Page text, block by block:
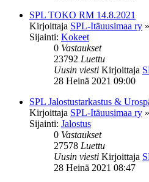
SPL TOKO RM 14.8.2021
Kirjoittaja SPL-Itäuusimaa ry »
Sijainti: Kokeet
0 Vastaukset
23792 Luettu
Uusin viesti Kirjoittaja
28 Heinä 2021 09:00
SPL Jalostustarkastus &
Kirjoittaja SPL-Itäuusimaa ry »
Sijainti: Jalostus
0 Vastaukset
27578 Luettu
Uusin viesti Kirjoittaja
28 Heinä 2021 08:47